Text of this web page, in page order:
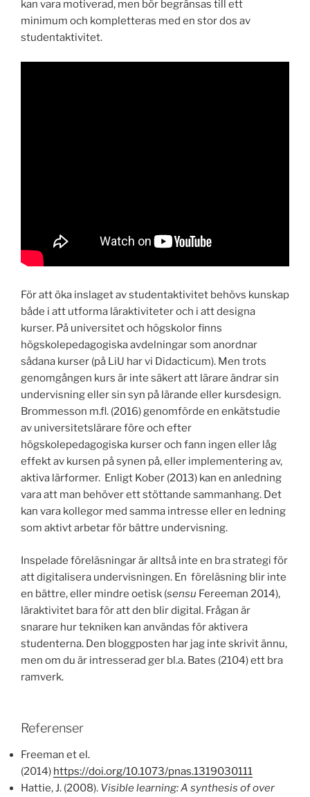
kan vara motiverad, men bör begränsas till ett
minimum och kompletteras med en stor dos av
studentaktivitet.
För att öka inslaget av studentaktivitet behövs kunskap
både i att utforma läraktiviteter och i att designa
kurser. På universitet och högskolor finns
högskolepedagogiska avdelningar som anordnar
sådana kurser (på LiU har vi Didacticum). Men trots
genomgången kurs är inte säkert att lärare ändrar sin
undervisning eller sin syn på lärande eller kursdesign.
Brommesson m.fl. (2016) genomförde en enkätstudie
av universitetslärare före och efter
högskolepedagogiska kurser och fann ingen eller låg
effekt av kursen på synen på, eller implementering av,
aktiva lärformer. Enligt Kober (2013) kan en anledning
vara att man behöver ett stöttande sammanhang. Det
kan vara kollegor med samma intresse eller en ledning
som aktivt arbetar för bättre undervisning.
Inspelade föreläsningar är alltså inte en bra strategi för
att digitalisera undervisningen. En föreläsning blir inte
en bättre, eller mindre oetisk (sensu Fereeman 2014),
läraktivitet bara för att den blir digital. Frågan är
snarare hur tekniken kan användas för aktivera
studenterna. Den bloggposten har jag inte skrivit ännu,
men om du är intresserad ger bl.a. Bates (2104) ett bra
ramverk.
Referenser
Freeman et el.
(2014) https://doi.org/10.1073/pnas.1319030111
Hattie, J. (2008). Visible learning: A synthesis of over